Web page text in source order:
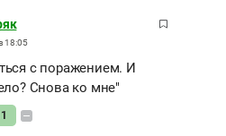
18:05
с поражением. И
Снова ко мне"